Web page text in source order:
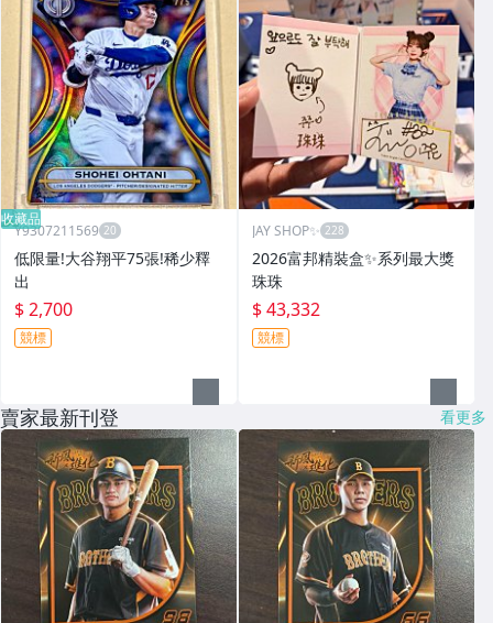
收藏品
Y9307211569
低限量!大谷翔平75張!稀少釋
出
$ 2,700
競標
JAY SHOP✨
2026富邦精裝盒✨系列最大獎
珠珠
$ 43,332
競標
賣家最新刊登 看更多